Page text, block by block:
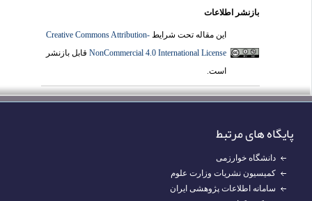
بازنشر اطلاعات
این مقاله تحت شرایطCreative Commons Attribution-
NonCommercial 4.0 International Licenseقابل بازنشر
است.
پایگاه های مرتبط
دانشگاه خوارزمی
کمیسیون نشریات وزارت علوم
سامانه اطلاعات پژوهشی ایران